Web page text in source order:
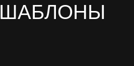
ШАБЛОНЫ